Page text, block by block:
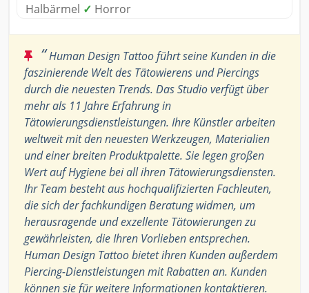
Halbärmel ✓ Horror
“Human Design Tattoo führt seine Kunden in die
faszinierende Welt des Tätowierens und Piercings
durch die neuesten Trends. Das Studio verfügt über
mehr als 11 Jahre Erfahrung in
Tätowierungsdienstleistungen. Ihre Künstler arbeiten
weltweit mit den neuesten Werkzeugen, Materialien
und einer breiten Produktpalette. Sie legen großen
Wert auf Hygiene bei all ihren Tätowierungsdiensten.
Ihr Team besteht aus hochqualifizierten Fachleuten,
die sich der fachkundigen Beratung widmen, um
herausragende und exzellente Tätowierungen zu
gewährleisten, die Ihren Vorlieben entsprechen.
Human Design Tattoo bietet ihren Kunden außerdem
Piercing-Dienstleistungen mit Rabatten an. Kunden
können sie für weitere Informationen kontaktieren.